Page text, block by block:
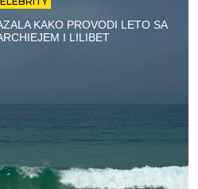
KAKO PROVODI LETO SA
I LILIBET